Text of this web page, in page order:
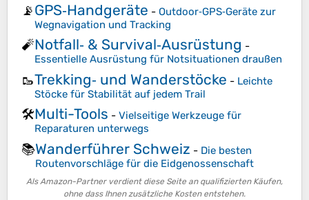
📡GPS‑Handgeräte - Outdoor‑GPS‑Geräte zur
Wegnavigation und Tracking
🧨Notfall‑ & Survival‑Ausrüstung -
Essentielle Ausrüstung für Notsituationen draußen
🥾Trekking‑ und Wanderstöcke - Leichte
Stöcke für Stabilität auf jedem Trail
🛠️Multi-Tools - Vielseitige Werkzeuge für
Reparaturen unterwegs
📚Wanderführer Schweiz - Die besten
Routenvorschläge für die Eidgenossenschaft
Als Amazon-Partner verdient diese Seite an qualifizierten Käufen,
ohne dass Ihnen zusätzliche Kosten entstehen.